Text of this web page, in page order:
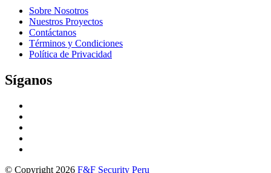
Sobre Nosotros
Nuestros Proyectos
Contáctanos
Términos y Condiciones
Política de Privacidad
Síganos
© Copyright 2026 F&F Security Peru